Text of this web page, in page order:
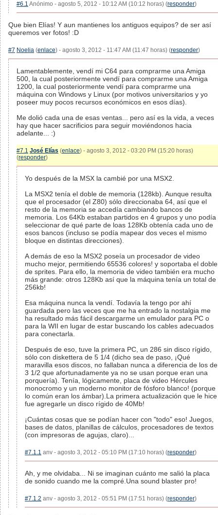
#6.1 Anónimo - agosto 5, 2012 - 10:12 AM (10:12 horas) (responder)
Que bien Elías! Y aun mantienes los antiguos equipos? de ser así
queremos ver fotos! :D
#7 Noelia (enlace) - agosto 3, 2012 - 11:47 AM (11:47 horas) (responder)
Lamentablemente, vendí mi C64 para comprarme una Amiga
500, la cual posteriormente vendí para comprarme una Amiga
1200, la cual posteriormente vendí para comprarme una
máquina con Windows y Linux (por motivos universitarios y yo
poseer muy pocos recursos económicos en esos días).
Me dolió cada una de esas ventas... pero así es la vida, a veces
hay que hacer sacrificios para seguir moviéndonos hacia
adelante... :)
#7.1 José Elías (enlace) - agosto 3, 2012 - 03:20 PM (15:20 horas)
(responder)
Yo después de la MSX la cambié por una MSX2.
La MSX2 tenía el doble de memoria (128kb). Aunque resulta
que el procesador (el Z80) sólo direccionaba 64, así que el
resto de la memoria se accedía cambiando bancos de
memoria. Los 64Kb estaban partidos en 4 grupos y uno podía
seleccionar de qué parte de loas 128Kb obtenía cada uno de
esos bancos (incluso se podía mapear dos veces el mismo
bloque en distintas direcciones).
A demás de eso la MSX2 poseía un procesador de video
mucho mejor, permitiendo 65536 colores! y soportaba el doble
de sprites. Para ello, la memoria de video también era mucho
más grande: otros 128Kb así que la máquina tenía un total de
256kb!
Esa máquina nunca la vendí. Todavía la tengo por ahí
guardada pero las veces que me ha entrado la nostalgia me
ha resultado más fácil descargarme un emulador para PC o
para la WII en lugar de estar buscando los cables adecuados
para conectarla.
Después de eso, tuve la primera PC, un 286 sin disco rígido,
sólo con diskettera de 5 1/4 (dicho sea de paso, ¡Qué
maravilla esos discos, no fallaban nunca a diferencia de los de
3 1/2 que afortunadamente ya no se usan porque eran una
porquería). Tenía, lógicamente, placa de video Hércules
monocromo y un moderno monitor de fósforo blanco! (porque
lo común eran los ámbar).La primera actualización que le hice
fue agregarle un disco rígido de 40Mb!
¡Cuántas cosas que se podían hacer con "todo" eso! Juegos,
bases de datos, planillas de cálculos, procesadores de textos
(con impresoras de agujas, claro)...
#7.1.1 anv - agosto 3, 2012 - 05:10 PM (17:10 horas) (responder)
Ah, y me olvidaba... Ni se imaginan cuánto me salió la placa
de sonido cuando me la compré.Una sound blaster pro!
#7.1.2 anv - agosto 3, 2012 - 05:51 PM (17:51 horas) (responder)